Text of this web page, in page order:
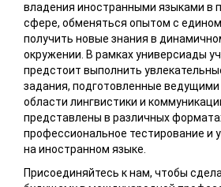
владения иностранными языками в
сфере, обменяться опытом с
получить новые знания в
окружении. В рамках универсиады
предстоит выполнить
задания, подготовленные ведущими
области лингвистики и
представлены в различных
профессиональное тестирование и
на иностранном языке.
Присоединяйтесь к нам, чтобы